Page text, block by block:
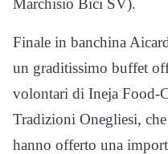
Marchisio Bici SV).
Finale in banchina
un graditissimo buffet
volontari di Ineja Food-
Tradizioni Onegliesi,
hanno offerto una